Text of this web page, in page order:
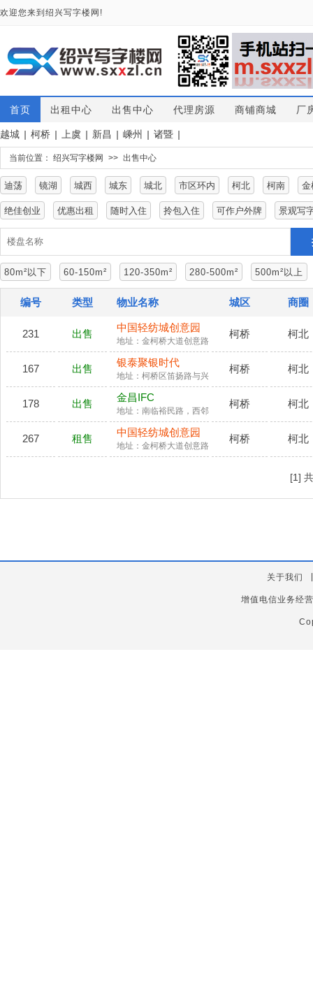
欢迎您来到绍兴写字楼网!
首页 出租中心 出售中心 代理房源 商铺商城 厂
越城 | 柯桥 | 上虞 | 新昌 | 嵊州 | 诸暨 |
当前位置： 绍兴写字楼网 >> 出售中心
迪荡 镜湖 城西 城东 城北 市区环内 柯北 柯南 金
绝佳创业 优惠出租 随时入住 拎包入住 可作户外牌 景观写
80m²以下 60-150m² 120-350m² 280-500m² 500m²以上
编号 类型 物业名称 城区 商圈
231 出售
中国轻纺城创意园
地址：金柯桥大道创意路199号
柯桥 柯北
167 出售
银泰聚银时代
地址：柯桥区笛扬路与兴越路交叉口(银泰百货)
柯桥 柯北
178 出售
金昌IFC
地址：南临裕民路，西邻金柯桥大道，北靠世贸中心
柯桥 柯北
267 租售
中国轻纺城创意园
地址：金柯桥大道创意路199号
柯桥 柯北
[1] 共
关于我们
增值电信业务经